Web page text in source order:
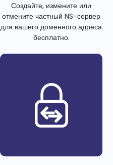
Создайте, измените или
отмените частный NS-сервер
для вашего доменного адреса
бесплатно.